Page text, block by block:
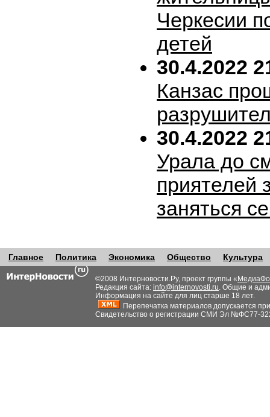
Черкесии
детей
30.4.2022
Канзас
30.4.2022
Урала до
приятелей
заняться
Главное Политика Экономика Общество Культура
©2008 Интерновости.Ру, проект группы «
Редакция сайта: info@internovosti.ru. Общие и
Информация на сайте для лиц старше 18 лет.
Перепечатка материалов допускается
Свидетельство о регистрации СМИ Эл №ФС77-